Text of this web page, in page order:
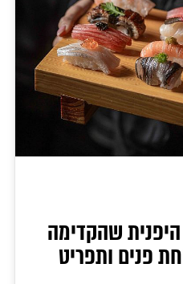
שהקדימה
פנים ותפריט